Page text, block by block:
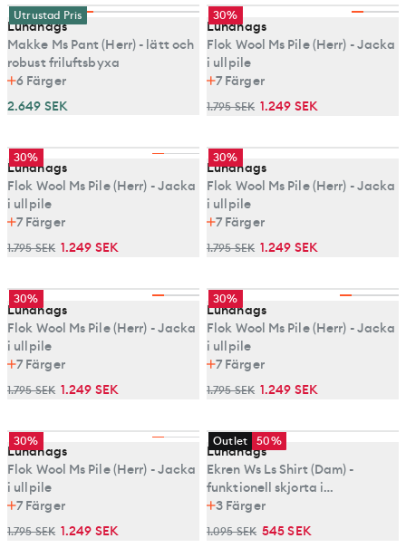
Utrustad Pris
Lundhags
Makke Ms Pant (Herr) - lätt och
robust friluftsbyxa
6 Färger
2.649 SEK
30%
Lundhags
Flok Wool Ms Pile (Herr) - Jacka
i ullpile
7 Färger
1.795 SEK 1.249 SEK
30%
Lundhags
Flok Wool Ms Pile (Herr) - Jacka
i ullpile
7 Färger
1.795 SEK 1.249 SEK
30%
Lundhags
Flok Wool Ms Pile (Herr) - Jacka
i ullpile
7 Färger
1.795 SEK 1.249 SEK
30%
Lundhags
Flok Wool Ms Pile (Herr) - Jacka
i ullpile
7 Färger
1.795 SEK 1.249 SEK
30%
Lundhags
Flok Wool Ms Pile (Herr) - Jacka
i ullpile
7 Färger
1.795 SEK 1.249 SEK
30%
Lundhags
Flok Wool Ms Pile (Herr) - Jacka
i ullpile
7 Färger
1.795 SEK 1.249 SEK
Outlet 50%
Lundhags
Ekren Ws Ls Shirt (Dam) -
funktionell skjorta i
fiberblandning
3 Färger
1.095 SEK 545 SEK